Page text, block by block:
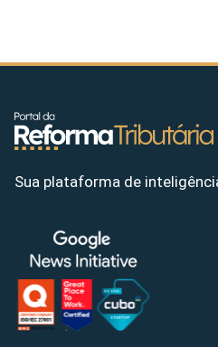
Sua plataforma de